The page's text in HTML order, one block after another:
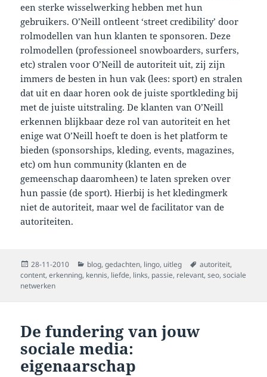
een sterke wisselwerking hebben met hun
gebruikers. O’Neill ontleent ‘street credibility’ door
rolmodellen van hun klanten te sponsoren. Deze
rolmodellen (professioneel snowboarders, surfers,
etc) stralen voor O’Neill de autoriteit uit, zij zijn
immers de besten in hun vak (lees: sport) en stralen
dat uit en daar horen ook de juiste sportkleding bij
met de juiste uitstraling. De klanten van O’Neill
erkennen blijkbaar deze rol van autoriteit en het
enige wat O’Neill hoeft te doen is het platform te
bieden (sponsorships, kleding, events, magazines,
etc) om hun community (klanten en de
gemeenschap daaromheen) te laten spreken over
hun passie (de sport). Hierbij is het kledingmerk
niet de autoriteit, maar wel de facilitator van de
autoriteiten.
Posted
on
28-11-2010 Categories
blog,gedachten, lingo, uitleg Tags
autoriteit,
content,erkenning, kennis, liefde, links, passie, relevant,seo,sociale
netwerken
De fundering van jouw
sociale media:
eigenaarschap